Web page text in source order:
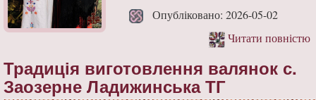
Опубліковано: 2026-05-02
Читати повністю
Традиція виготовлення валянок с.
Заозерне Ладижинська ТГ